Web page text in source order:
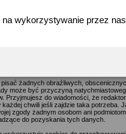
na wykorzystywanie przez
podejmą starania mające
się więc, że zawartość każdego
(poza wiadomościami pisanymi przez
żadnych obraźliwych,
może być przyczyną
Przyjmujesz do wiadomości, że
każdej chwili jeśli zajdzie taka potrzeba.
zgody żadnym osobom ani
do pozyskania tych danych.